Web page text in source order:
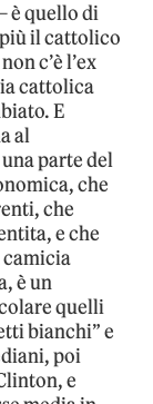
è quello di
il cattolico
c’è l’ex
cattolica
E
al
parte del
che
che
e che
camicia
è un
quelli
bianchi” e
poi
e